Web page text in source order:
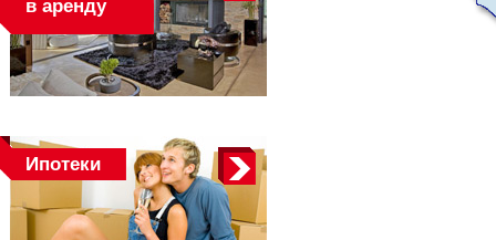
в аренду
Ипотеки